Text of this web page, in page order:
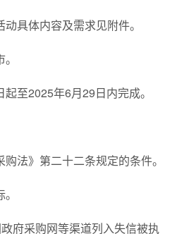
具体内容及需求见附件。
至2025年6月29日内完成。
法》第二十二条规定的条件。
府采购网等渠道列入失信被执